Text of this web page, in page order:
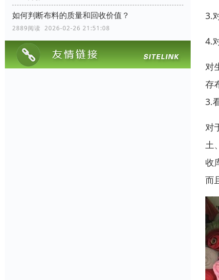
如何判断布料的质量和回收价值？
2889阅读 2026-02-26 21:51:08
3.
4.
对
存
3.
对
土
收
而